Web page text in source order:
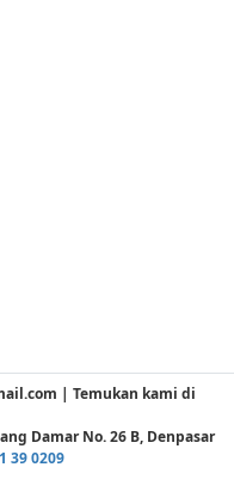
| Temukan kami di
Damar No. 26 B, Denpasar
39 0209